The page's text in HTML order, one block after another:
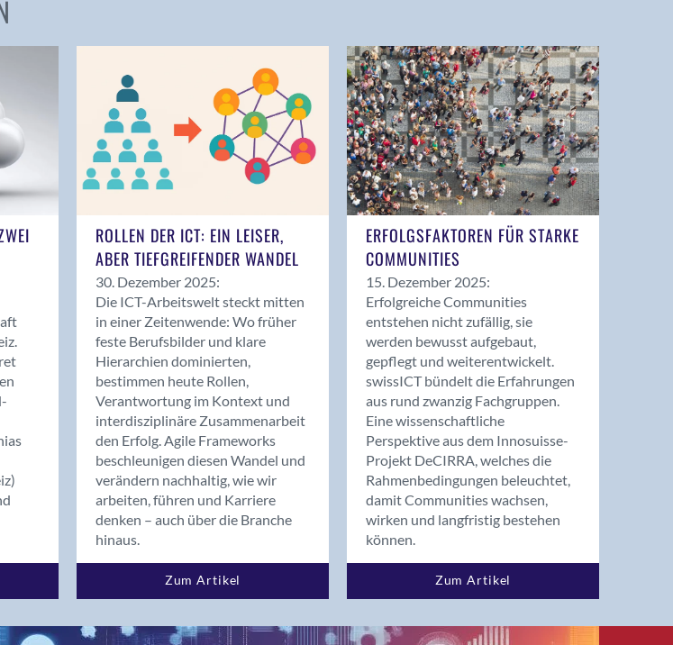
Andelfingen
Balsthal
Balzers
Bassersdorf
Benken (SG)
Bergdietikon
Bern - Liebefeld
Birsfelden
ROLLEN DER ICT: EIN LEISER,
ABER TIEFGREIFENDER WANDEL
30. Dezember 2025:
Die ICT-Arbeitswelt steckt mitten
in einer Zeitenwende: Wo früher
feste Berufsbilder und klare
Hierarchien dominierten,
bestimmen heute Rollen,
Verantwortung im Kontext und
interdisziplinäre Zusammenarbeit
den Erfolg. Agile Frameworks
beschleunigen diesen Wandel und
verändern nachhaltig, wie wir
arbeiten, führen und Karriere
denken – auch über die Branche
hinaus.
Zum Artikel
ERFOLGSFAKTOREN FÜR STARKE
COMMUNITIES
15. Dezember 2025:
Erfolgreiche Communities
entstehen nicht zufällig, sie
werden bewusst aufgebaut,
gepflegt und weiterentwickelt.
swissICT bündelt die Erfahrungen
aus rund zwanzig Fachgruppen.
Eine wissenschaftliche
Perspektive aus dem Innosuisse-
Projekt DeCIRRA, welches die
Rahmenbedingungen beleuchtet,
damit Communities wachsen,
wirken und langfristig bestehen
können.
Zum Artikel